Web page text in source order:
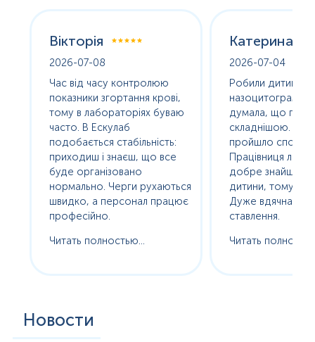
Вікторія
2026-07-08
Час від часу контролюю
показники згортання крові,
тому в лабораторіях буваю
часто. В Ескулаб
подобається стабільність:
приходиш і знаєш, що все
буде організовано
нормально. Черги рухаються
швидко, а персонал працює
професійно.
Читать полностью...
Катерина
2026-07-04
Робили дитині
назоцитограму.
думала, що
складнішою.
пройшло
Працівниця
добре знайшла
дитини, тому без
Дуже вдячна за
ставлення.
Читать
Новости